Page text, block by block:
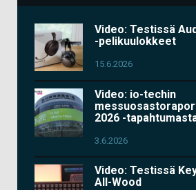
Video: Testissä
-pelikuulokkeet
15.6.2026
Video: io-techin
2026 -
3.6.2026
Video: Testissä
All-Wood